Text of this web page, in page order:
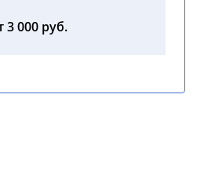
3 000 руб.